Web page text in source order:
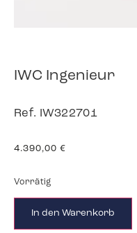
IWC Ingenieur
Ref. IW322701
4.390,00 €
Vorrätig
In den Warenkorb